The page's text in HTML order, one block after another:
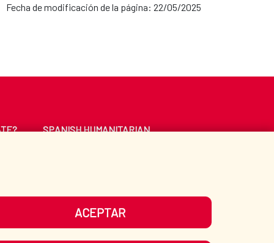
Fecha de modificación de la página: 22/05/2025
ACEPTAR
SPANISH HUMANITARIAN
SOCIAL MEDIA